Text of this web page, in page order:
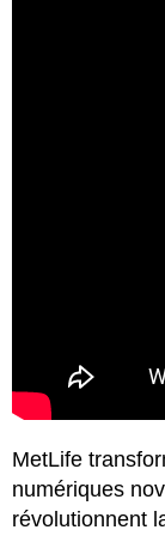
MetLife
numériques
révolutionnent